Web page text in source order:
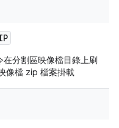
分割區映像檔目錄上刷
像檔 zip 檔案掛載